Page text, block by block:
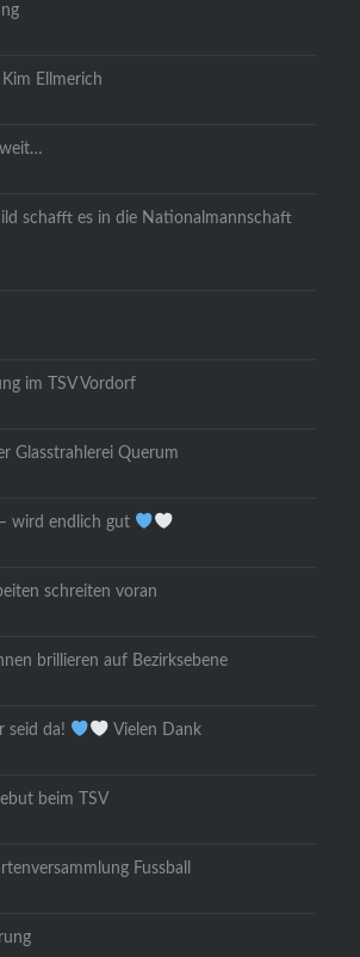
Ellmerich
schafft es in die Nationalmannschaft
im TSV Vordorf
Glasstrahlerei Querum
wird endlich gut
schreiten voran
brillieren auf Bezirksebene
seid da! Vielen Dank
beim TSV
Fussball